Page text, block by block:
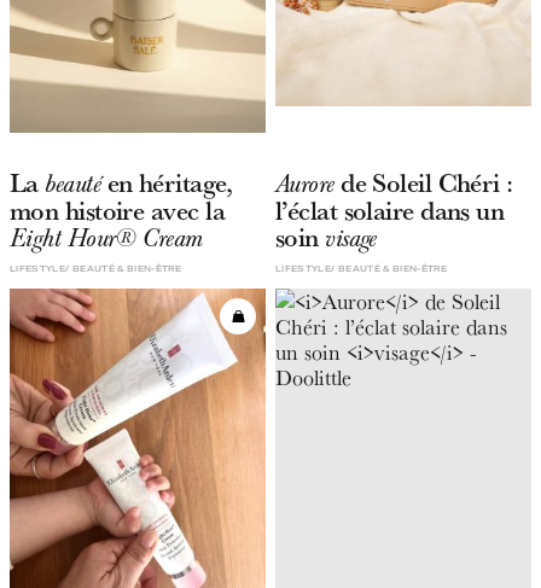
Labeautéen héritage,
mon histoire avec la
Eight Hour® Cream
BEAUTÉ & BIEN-ÊTRE
LIFESTYLE
Aurorede Soleil Chéri :
l’éclat solaire dans un
soin visage
BEAUTÉ & BIEN-ÊTRE
LIFESTYLE